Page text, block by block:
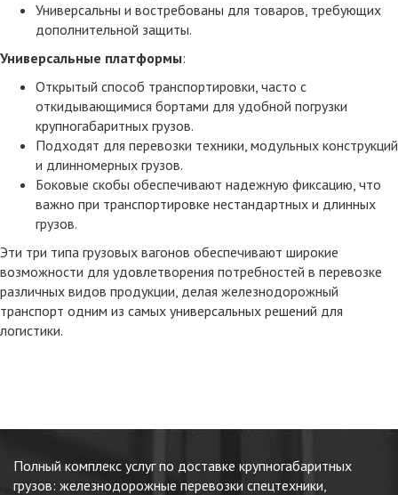
Универсальны и востребованы для товаров, требующих
дополнительной защиты.
Универсальные платформы:
Открытый способ транспортировки, часто с
откидывающимися бортами для удобной погрузки
крупногабаритных грузов.
Подходят для перевозки техники, модульных конструкций
и длинномерных грузов.
Боковые скобы обеспечивают надежную фиксацию, что
важно при транспортировке нестандартных и длинных
грузов.
Эти три типа грузовых вагонов обеспечивают широкие
возможности для удовлетворения потребностей в перевозке
различных видов продукции, делая железнодорожный
транспорт одним из самых универсальных решений для
логистики.
Полный комплекс услуг по доставке крупногабаритных
грузов: железнодорожные перевозки спецтехники,